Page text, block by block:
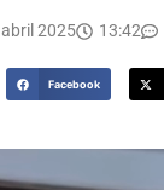
2025 13:42
Facebook